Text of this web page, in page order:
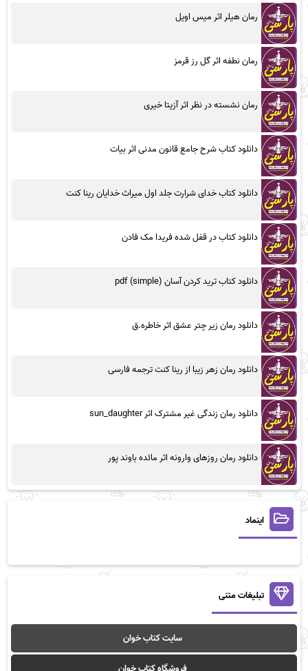
رمان هیلر اثر میس اویل
رمان نطفه اثر گل رز قرمز
رمان نشسته در نظر اثر آزیتا خیری
دانلود کتاب شرح جامع قانون مدنی اثر بیات
دانلود کتاب خدای شرارت جلد اول میراث خدایان رینا کنت
دانلود کتاب در قفل شده فریدا مک فادن
دانلود کتاب ترید کردن آسان (simple) pdf
دانلود رمان زیر چتر عشق اثر خاطره.ق
دانلود رمان زهر زیبا از رینا کنت ترجمه فارسی
دانلود رمان زندگی غیر مشترک اثر sun_daughter
دانلود رمان روزهای وارونه اثر مائده باوند پور
اینماد
تبلیغات متنی
سایت کتاب خوان